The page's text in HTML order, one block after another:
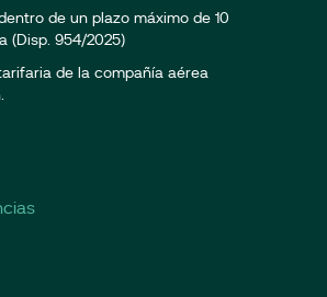
de un plazo máximo de 10
(Disp. 954/2025)
de la compañía aérea